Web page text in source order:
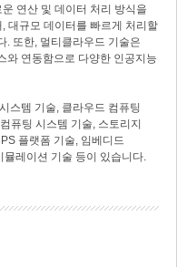
운 연산 및 데이터 처리 방식을
, 대규모 데이터를 빠르게 처리할
. 또한, 멀티클라우드 기술은
와 연동함으로 다양한 인공지능
스템 기술, 클라우드 컴퓨팅
퓨팅 시스템 기술, 스토리지
플랫폼 기술, 임베디드
레이션 기술 등이 있습니다.